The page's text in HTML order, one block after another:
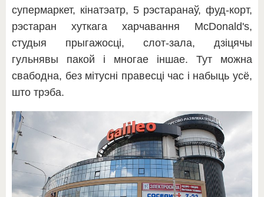
супермаркет, кінатэатр, 5 рэстаранаў, фуд-корт,
рэстаран хуткага харчавання McDonald's,
студыя прыгажосці, слот-зала, дзіцячы
гульнявы пакой і многае іншае. Тут можна
свабодна, без мітусні правесці час і набыць усё,
што трэба.